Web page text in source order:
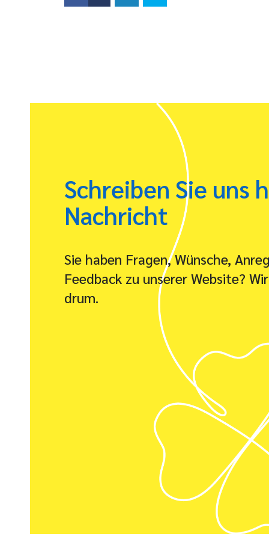
Schreiben Sie uns
Nachricht
Sie haben Fragen, Wünsche,
Feedback zu unserer Website?
drum.